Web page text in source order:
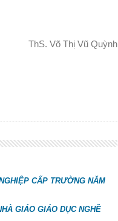
ThS. Võ Thị Vũ Quỳnh
CẤP TRƯỜNG NĂM
GIÁO GIÁO DỤC NGHỀ